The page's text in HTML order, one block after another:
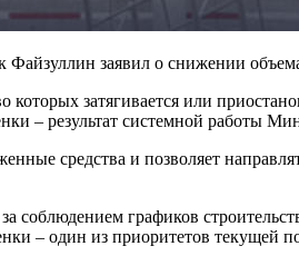
заявил о снижении
затягивается или
– результат системной работы
средства и позволяет
соблюдением графиков
– один из приоритетов текущей